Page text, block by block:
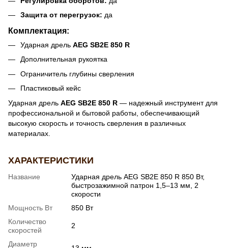
Защита от перегрузок: да
Комплектация:
Ударная дрель AEG SB2E 850 R
Дополнительная рукоятка
Ограничитель глубины сверления
Пластиковый кейс
Ударная дрель AEG SB2E 850 R — надежный инструмент для
профессиональной и бытовой работы, обеспечивающий
высокую скорость и точность сверления в различных
материалах.
ХАРАКТЕРИСТИКИ
Название
Ударная дрель AEG SB2E 850 R 850 Вт,
быстрозажимной патрон 1,5–13 мм, 2
скорости
Мощность Вт
850 Вт
Количество
скоростей
2
Диаметр